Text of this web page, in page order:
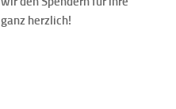
herzlich!